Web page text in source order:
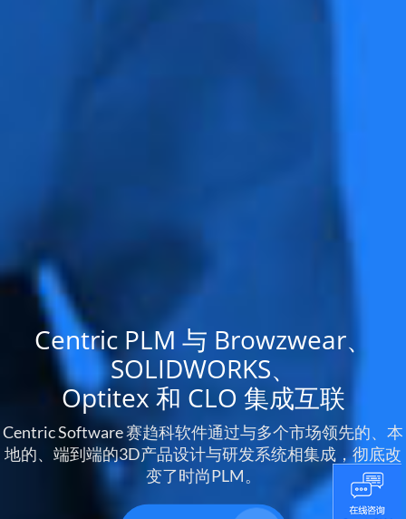
Centric PLM 与 Browzwear、
SOLIDWORKS、
Optitex 和 CLO 集成互联
Centric Software 赛趋科软件通过与多个市场领先的、本
地的、端到端的3D产品设计与研发系统相集成，彻底改
变了时尚PLM。